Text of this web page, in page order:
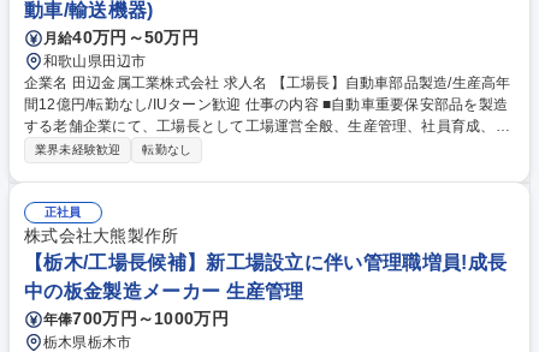
動車/輸送機器)
月給40万円～50万円
和歌山県田辺市
企業名 田辺金属工業株式会社 求人名 【工場長】自動車部品製造/生産高年
間12億円/転勤なし/IUターン歓迎 仕事の内容 ■自動車重要保安部品を製造
する老舗企業にて、工場長として工場運営全般、生産管理、社員育成、環
境関連、ISO対応など多岐に渡る業務を担当。これまでのマネジメント経
関連対応、ISO対応など多岐に渡る業務を担当していただきます。 ■昭和4
5年創立以来50年以上の歴史があり、最先端の生産ラインで高度かつ高品
質な自動車関連部品を年間12億円生産しています。入社後はまず全体の流
れや雰囲気になれていただくことからスタートします。 募集職種 【工場
長】自動車部品製造/生産高年間12億円/転勤なし/IUターン歓迎
業界未経験歓迎 転勤なし
正社員
株式会社大熊製作所
【栃木/工場長候補】新工場設立に伴い管理職増員!成長
中の板金製造メーカー 生産管理
年俸700万円～1000万円
栃木県栃木市